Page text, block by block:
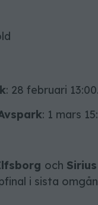
: 28 februari
: 1 mars
och
i sista